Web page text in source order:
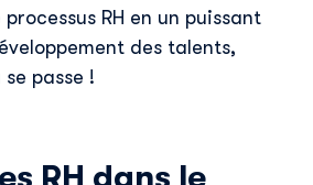
RH en un puissant
des talents,
passe !
RH dans le